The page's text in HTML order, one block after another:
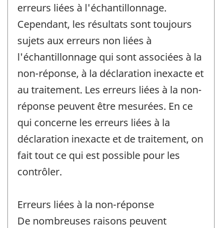
erreurs liées à l'échantillonnage.
Cependant, les résultats sont toujours
sujets aux erreurs non liées à
l'échantillonnage qui sont associées à la
non-réponse, à la déclaration inexacte et
au traitement. Les erreurs liées à la non-
réponse peuvent être mesurées. En ce
qui concerne les erreurs liées à la
déclaration inexacte et de traitement, on
fait tout ce qui est possible pour les
contrôler.
Erreurs liées à la non-réponse
De nombreuses raisons peuvent